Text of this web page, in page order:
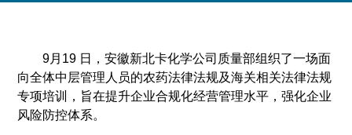
经营方针
9月19 日，安徽新北卡化学公司质量部组织了一场面
向全体中层管理人员的农药法律法规及海关相关法律法规
专项培训，旨在提升企业合规化经营管理水平，强化企业
风险防控体系。